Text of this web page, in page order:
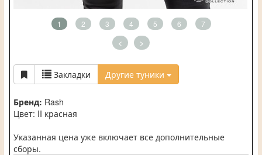
1 2 3 4 5 6 7
< >
Закладки Другие туники
Бренд: Rash
Цвет: II красная
Указанная цена уже включает все дополнительные
сборы.